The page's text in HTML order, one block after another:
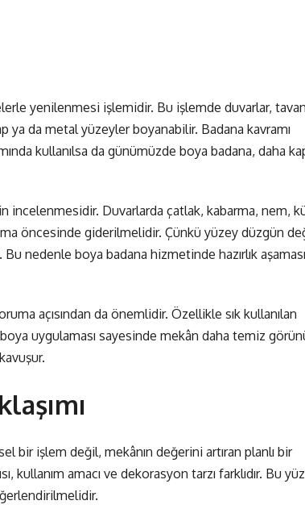
yenilenmesi işlemidir. Bu işlemde duvarlar,
ya da metal yüzeyler boyanabilir. Badana kavramı
kullanılsa da günümüzde boya badana, daha
incelenmesidir. Duvarlarda çatlak, kabarma, nem,
öncesinde giderilmelidir. Çünkü yüzey düzgün
nedenle boya badana hizmetinde hazırlık
açısından da önemlidir. Özellikle sık kullanılan
uygulaması sayesinde mekân daha temiz
bir işlem değil, mekânın değerini artıran planlı bir
kullanım amacı ve dekorasyon tarzı farklıdır. Bu